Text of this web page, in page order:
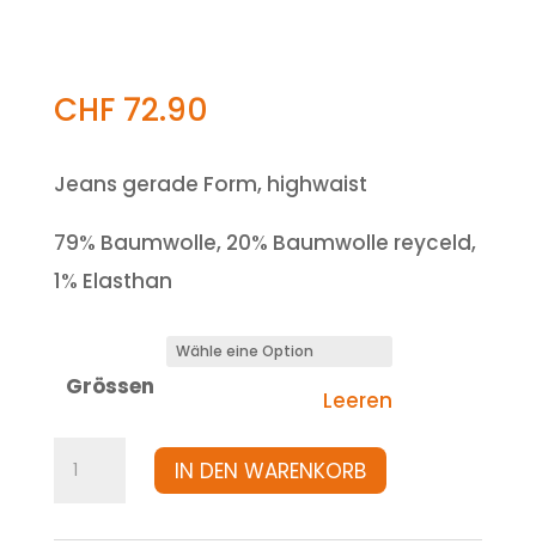
CHF72.90
Jeans gerade Form, highwaist
79% Baumwolle, 20% Baumwolle reyceld,
1% Elasthan
Grössen
Leeren
Jeans
IN DEN WARENKORB